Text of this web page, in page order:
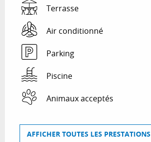
Terrasse
Air conditionné
Parking
Piscine
Animaux acceptés
AFFICHER TOUTES LES PRESTATIONS